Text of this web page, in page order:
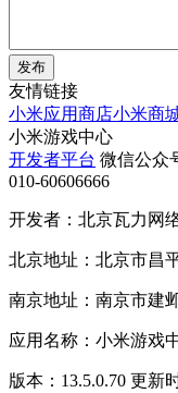
发布
友情链接
小米应用商店小米商
小米游戏中心
开发者平台 微信公众
010-60606666
开发者：北京瓦力网
北京地址：北京市昌
南京地址：南京市建
应用名称：小米游戏
版本：13.5.0.70 更新